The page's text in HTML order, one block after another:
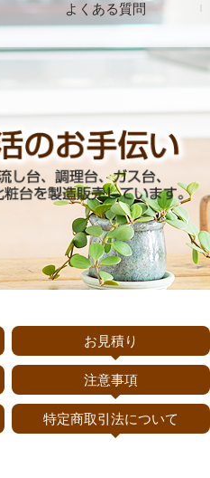
よくある質問
お見積り
注意事項
特定商取引法について